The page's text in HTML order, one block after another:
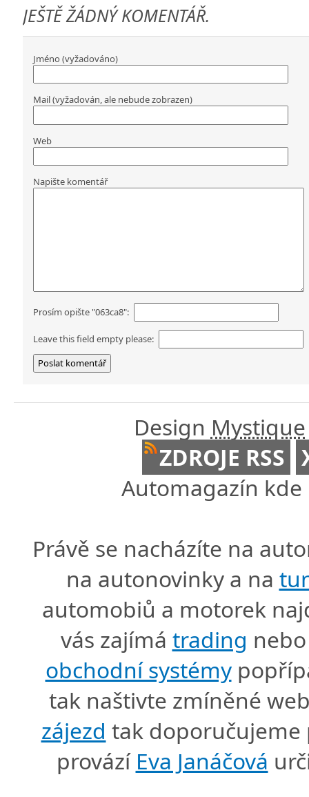
JEŠTĚ ŽÁDNÝ KOMENTÁŘ.
Jméno (vyžadováno)
Mail (vyžadován, ale nebude zobrazen)
Web
Napište komentář
Prosím opište "063ca8":
Leave this field empty please:
Design Mystique
ZDROJE RSS
Automagazín
Právě se nacházíte na
na autonovinky a na
automobiů a motorek
vás zajímá trading
obchodní systémy
tak naštivte zmíněné
zájezd tak doporučujeme
provází Eva Janáčová